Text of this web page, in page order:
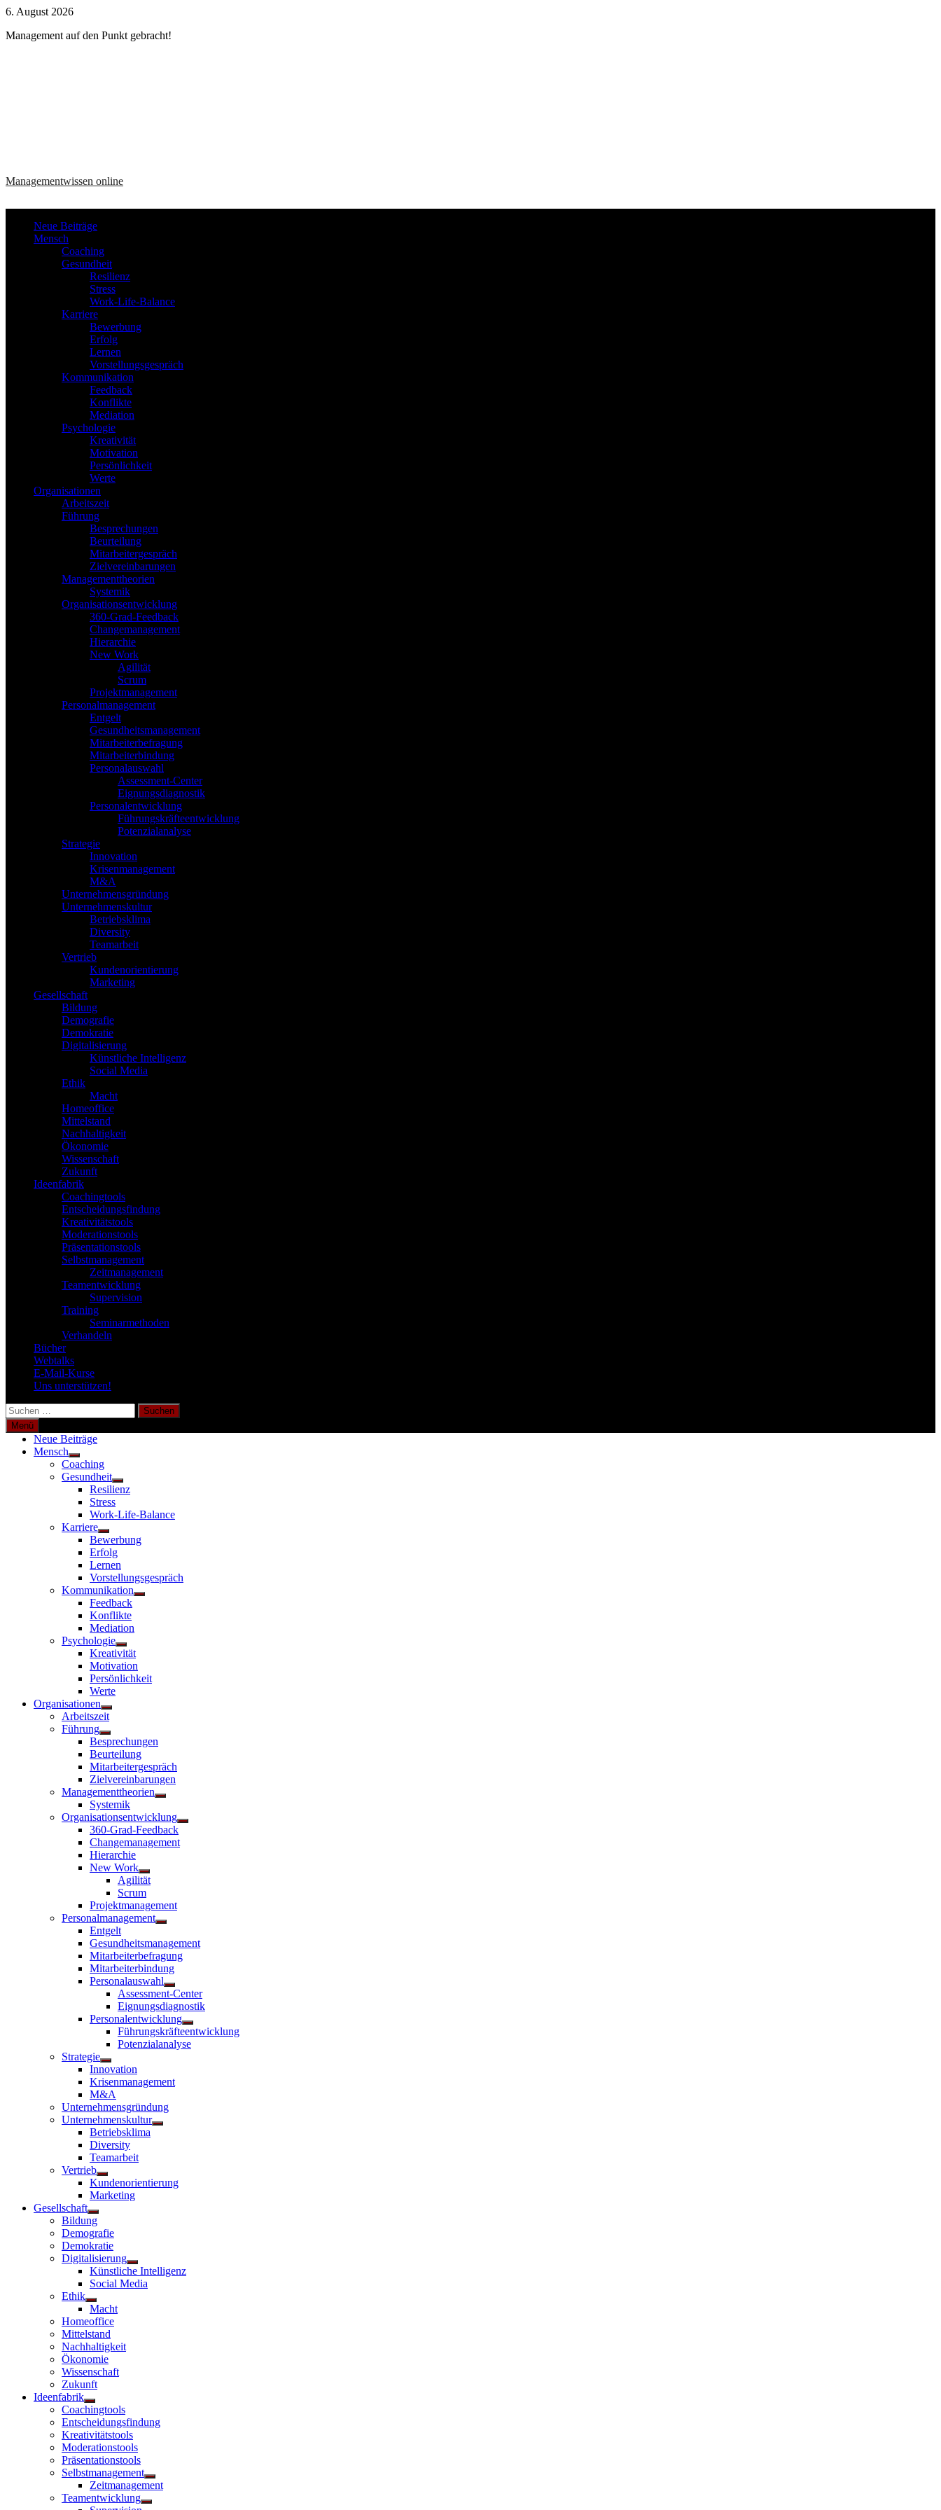
Zum
springen
6. August 2026
Management auf den Punkt gebracht!
Managementwissen online
Neue Beiträge
Mensch
Coaching
Gesundheit
Resilienz
Stress
Work-Life-Balance
Karriere
Bewerbung
Erfolg
Lernen
Vorstellungsgespräch
Kommunikation
Feedback
Konflikte
Mediation
Psychologie
Kreativität
Motivation
Persönlichkeit
Werte
Organisationen
Arbeitszeit
Führung
Besprechungen
Beurteilung
Mitarbeitergespräch
Zielvereinbarungen
Managementtheorien
Systemik
Organisationsentwicklung
360-Grad-Feedback
Changemanagement
Hierarchie
New Work
Agilität
Scrum
Projektmanagement
Personalmanagement
Entgelt
Gesundheitsmanagement
Mitarbeiterbefragung
Mitarbeiterbindung
Personalauswahl
Assessment-Center
Eignungsdiagnostik
Personalentwicklung
Führungskräfteentwicklung
Potenzialanalyse
Strategie
Innovation
Krisenmanagement
M&A
Unternehmensgründung
Unternehmenskultur
Betriebsklima
Diversity
Teamarbeit
Vertrieb
Kundenorientierung
Marketing
Gesellschaft
Bildung
Demografie
Demokratie
Digitalisierung
Künstliche Intelligenz
Social Media
Ethik
Macht
Homeoffice
Mittelstand
Nachhaltigkeit
Ökonomie
Wissenschaft
Zukunft
Ideenfabrik
Coachingtools
Entscheidungsfindung
Kreativitätstools
Moderationstools
Präsentationstools
Selbstmanagement
Zeitmanagement
Teamentwicklung
Supervision
Training
Seminarmethoden
Verhandeln
Bücher
Webtalks
E-Mail-Kurse
Uns unterstützen!
Suchen
nach:
Menü
Neue Beiträge
Mensch
Untermenü
anzeigen
Coaching
Gesundheit
Untermenü
anzeigen
Resilienz
Stress
Work-Life-Balance
Karriere
Untermenü
anzeigen
Bewerbung
Erfolg
Lernen
Vorstellungsgespräch
Kommunikation
Untermenü
Feedback
Konflikte
Mediation
Psychologie
Untermenü
anzeigen
Kreativität
Motivation
Persönlichkeit
Werte
Organisationen
Untermenü
anzeigen
Arbeitszeit
Führung
Untermenü
anzeigen
Besprechungen
Beurteilung
Mitarbeitergespräch
Zielvereinbarungen
Managementtheorien
Untermenü
Systemik
Organisationsentwicklung
Untermenü
360-Grad-Feedback
Changemanagement
Hierarchie
New Work
Untermenü
anzeigen
Agilität
Scrum
Projektmanagement
Personalmanagement
Untermenü
Entgelt
Gesundheitsmanagement
Mitarbeiterbefragung
Mitarbeiterbindung
Personalauswahl
Untermenü
anzeigen
Assessment-Center
Eignungsdiagnostik
Personalentwicklung
Untermenü
anzeigen
Führungskräfteentwicklung
Potenzialanalyse
Strategie
Untermenü
anzeigen
Innovation
Krisenmanagement
M&A
Unternehmensgründung
Unternehmenskultur
Untermenü
Betriebsklima
Diversity
Teamarbeit
Vertrieb
Untermenü
anzeigen
Kundenorientierung
Marketing
Gesellschaft
Untermenü
anzeigen
Bildung
Demografie
Demokratie
Digitalisierung
Untermenü
anzeigen
Künstliche Intelligenz
Social Media
Ethik
Untermenü
anzeigen
Macht
Homeoffice
Mittelstand
Nachhaltigkeit
Ökonomie
Wissenschaft
Zukunft
Ideenfabrik
Untermenü
anzeigen
Coachingtools
Entscheidungsfindung
Kreativitätstools
Moderationstools
Präsentationstools
Selbstmanagement
Untermenü
anzeigen
Zeitmanagement
Teamentwicklung
Untermenü